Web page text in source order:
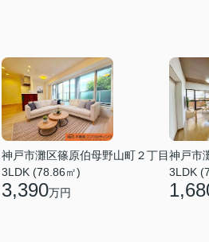
神戸市灘区篠原伯母野山町２丁目
3LDK (78.86㎡)
3,390万円
神戸市
3LDK